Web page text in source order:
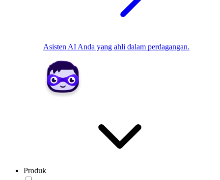
Asisten AI Anda yang ahli dalam perdagangan.
Produk